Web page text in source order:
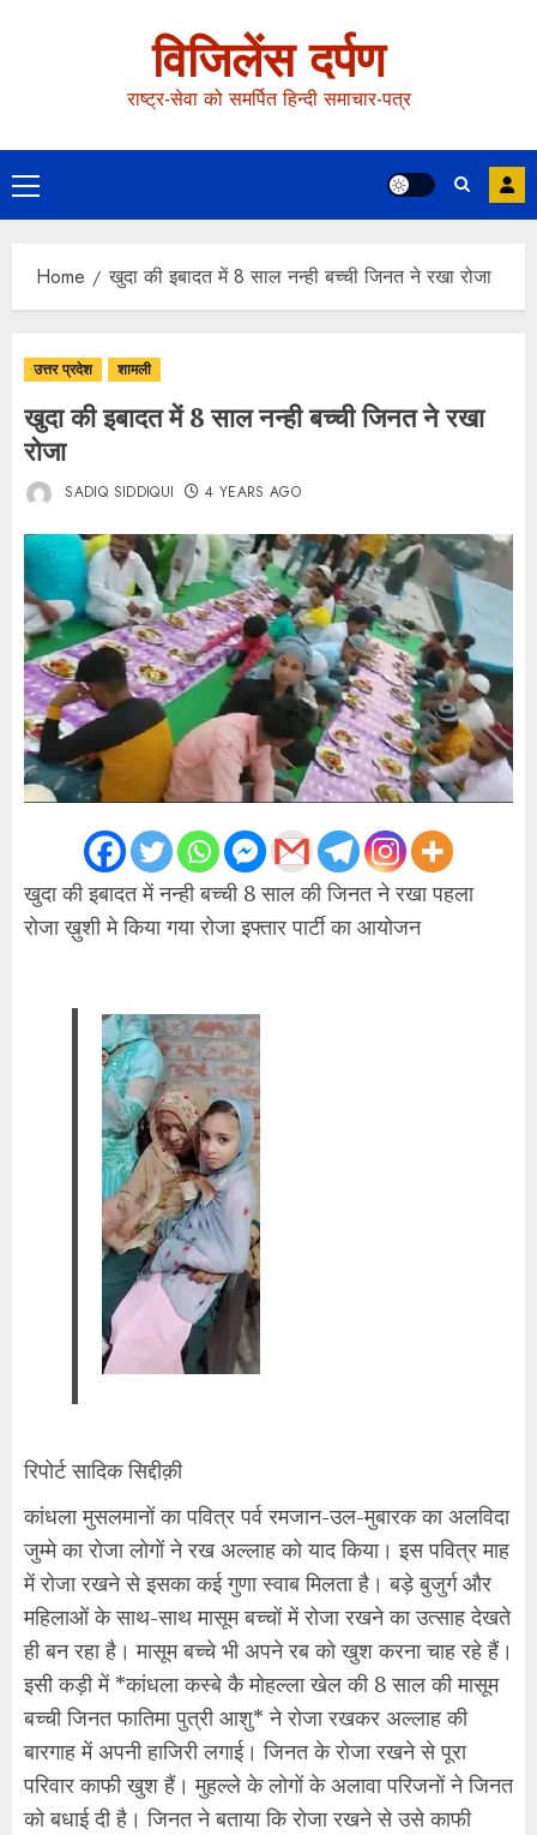
विजिलेंस दर्पण
राष्ट्र-सेवा को समर्पित हिन्दी समाचार-पत्र
Home खुदा की इबादत में 8 साल नन्ही बच्ची जिनत ने रखा रोजा
उत्तर प्रदेश शामली
खुदा की इबादत में 8 साल नन्ही बच्ची जिनत ने रखा
रोजा
SADIQ SIDDIQUI 4 YEARS AGO
खुदा की इबादत में नन्ही बच्ची 8 साल की जिनत ने रखा पहला
रोजा ख़ुशी मे किया गया रोजा इफ्तार पार्टी का आयोजन
रिपोर्ट सादिक सिद्दीक़ी
कांधला मुसलमानों का पवित्र पर्व रमजान-उल-मुबारक का अलविदा
जुम्मे का रोजा लोगों ने रख अल्लाह को याद किया। इस पवित्र माह
में रोजा रखने से इसका कई गुणा स्वाब मिलता है। बड़े बुजुर्ग और
महिलाओं के साथ-साथ मासूम बच्चों में रोजा रखने का उत्साह देखते
ही बन रहा है। मासूम बच्चे भी अपने रब को खुश करना चाह रहे हैं।
इसी कड़ी में *कांधला कस्बे कै मोहल्ला खेल की 8 साल की मासूम
बच्ची जिनत फातिमा पुत्री आशु* ने रोजा रखकर अल्लाह की
बारगाह में अपनी हाजिरी लगाई। जिनत के रोजा रखने से पूरा
परिवार काफी खुश हैं। मुहल्ले के लोगों के अलावा परिजनों ने जिनत
को बधाई दी है। जिनत ने बताया कि राेजा रखने से उसे काफी